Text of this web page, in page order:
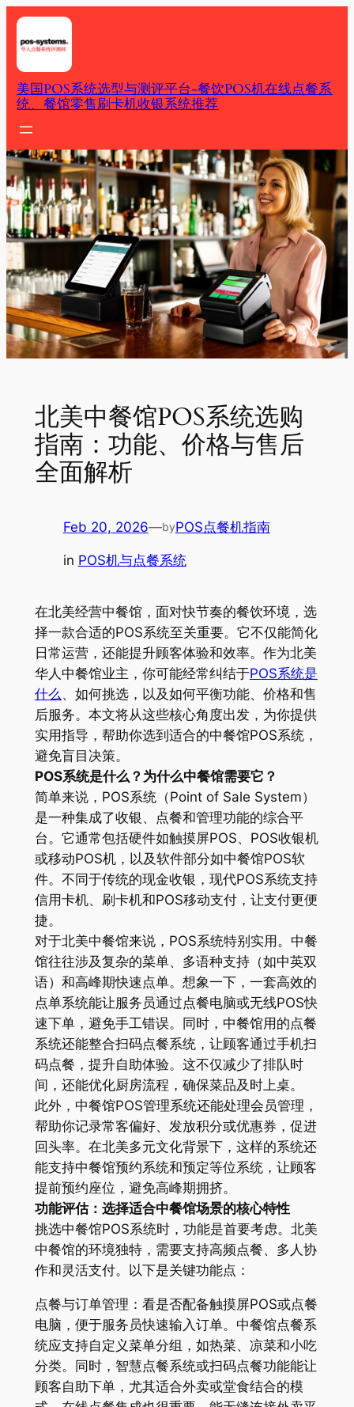
Skip
content
美国POS系统选型与测评平台-餐饮POS机在线点餐系
统、餐馆零售刷卡机收银系统推荐
北美中餐馆POS系统选购
指南：功能、价格与售后
全面解析
Feb 20, 2026—byPOS点餐机指南
in POS机与点餐系统
在北美经营中餐馆，面对快节奏的餐饮环境，选
择一款合适的POS系统至关重要。它不仅能简化
日常运营，还能提升顾客体验和效率。作为北美
华人中餐馆业主，你可能经常纠结于POS系统是
什么、如何挑选，以及如何平衡功能、价格和售
后服务。本文将从这些核心角度出发，为你提供
实用指导，帮助你选到适合的中餐馆POS系统，
避免盲目决策。
POS系统是什么？为什么中餐馆需要它？
简单来说，POS系统（Point of Sale System）
是一种集成了收银、点餐和管理功能的综合平
台。它通常包括硬件如触摸屏POS、POS收银机
或移动POS机，以及软件部分如中餐馆POS软
件。不同于传统的现金收银，现代POS系统支持
信用卡机、刷卡机和POS移动支付，让支付更便
捷。
对于北美中餐馆来说，POS系统特别实用。中餐
馆往往涉及复杂的菜单、多语种支持（如中英双
语）和高峰期快速点单。想象一下，一套高效的
点单系统能让服务员通过点餐电脑或无线POS快
速下单，避免手工错误。同时，中餐馆用的点餐
系统还能整合扫码点餐系统，让顾客通过手机扫
码点餐，提升自助体验。这不仅减少了排队时
间，还能优化厨房流程，确保菜品及时上桌。
此外，中餐馆POS管理系统还能处理会员管理，
帮助你记录常客偏好、发放积分或优惠券，促进
回头率。在北美多元文化背景下，这样的系统还
能支持中餐馆预约系统和预定等位系统，让顾客
提前预约座位，避免高峰期拥挤。
功能评估：选择适合中餐馆场景的核心特性
挑选中餐馆POS系统时，功能是首要考虑。北美
中餐馆的环境独特，需要支持高频点餐、多人协
作和灵活支付。以下是关键功能点：
点餐与订单管理：看是否配备触摸屏POS或点餐
电脑，便于服务员快速输入订单。中餐馆点餐系
统应支持自定义菜单分组，如热菜、凉菜和小吃
分类。同时，智慧点餐系统或扫码点餐功能能让
顾客自助下单，尤其适合外卖或堂食结合的模